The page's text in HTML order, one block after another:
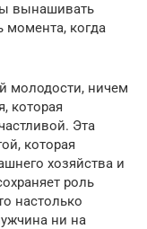
вынашивать
момента, когда
молодости, ничем
которая
Эта
которая
хозяйства и
роль
настолько
ни на